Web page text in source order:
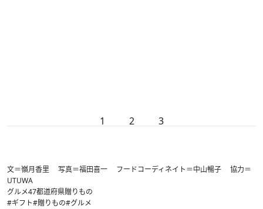
1 2 3
文＝嶺月香里 写真＝福田喜一 フードコーディネイト＝中山暢子 協力＝
UTUWA
グルメ47都道府県贈りもの
#ギフト#贈りもの#グルメ